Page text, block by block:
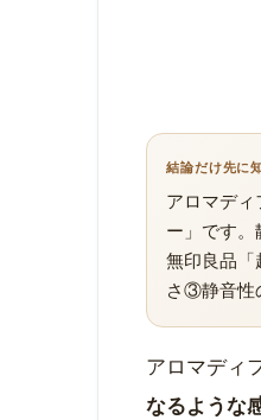
結論だけ先に
アロマデ
ー」です。
無印良品
さ③静音性
アロマディ
なるような